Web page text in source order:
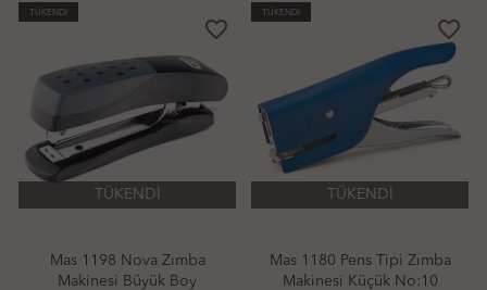
TÜKENDİ
favorite_border
TÜKENDİ
Mas 1198 Nova Zımba
Makinesi Büyük Boy
TÜKENDİ
favorite_border
TÜKENDİ
Mas 1180 Pens Tipi Zımba
Makinesi Küçük No:10